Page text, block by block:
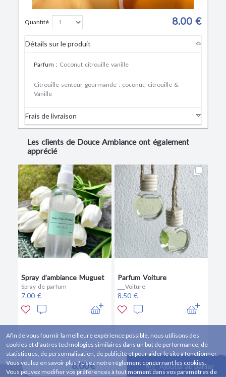
Quantité 8.00 €
Détails sur le produit
Parfum : Coconut citrouille vanille
Citrouille senteur gourmande : coconut, citrouille &
Vanille
Frais de livraison
Les clients de Douce Ambiance ont également
apprécié
Spray d’ambiance Muguet
Spray de parfum
7.00 €
Parfum Voiture
___Voiture
8.50 €
8.00 € Ajouter au panier
Afin de vous fournir la meilleure expérience possible, nous utilisons des
cookies et d’autres technologies similaires dans un but de performance, de
statistiques, de personnalisation, de publicité et pour aider le site à fonctionner.
Vous voulez en savoir plus ? Lisez notre règlement concernant les cookies.
Vous pouvez modifier vos préférences à tout moment dans vos paramètres de